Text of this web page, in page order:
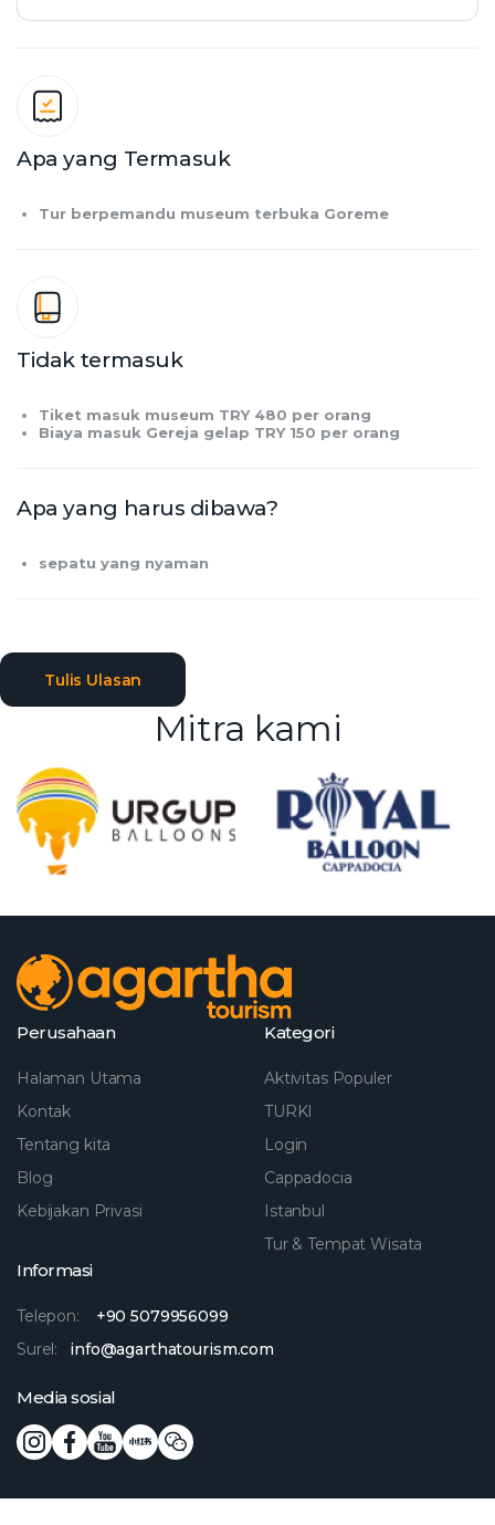
Apa yang Termasuk
Tur berpemandu museum terbuka Goreme
Tidak termasuk
Tiket masuk museum TRY 480 per orang
Biaya masuk Gereja gelap TRY 150 per orang
Apa yang harus dibawa?
sepatu yang nyaman
Tulis Ulasan
Mitra kami
Perusahaan
Halaman Utama
Kontak
Tentang kita
Blog
Kebijakan Privasi
Kategori
Aktivitas Populer
TURKI
Login
Cappadocia
Istanbul
Tur & Tempat Wisata
Informasi
Telepon:
+90 5079956099
Surel:
info@agarthatourism.com
Media sosial